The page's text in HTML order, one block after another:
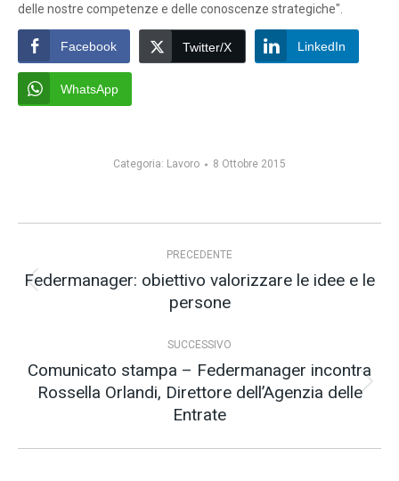
delle nostre competenze e delle conoscenze strategiche".
Facebook Twitter/X LinkedIn
WhatsApp
Categoria: Lavoro 8 Ottobre 2015
tra
PRECEDENTE
Post
precedente:
Federmanager: obiettivo valorizzare le idee e le
persone
SUCCESSIVO
Prossimo
post:
Comunicato stampa – Federmanager incontra
Rossella Orlandi, Direttore dell’Agenzia delle
Entrate